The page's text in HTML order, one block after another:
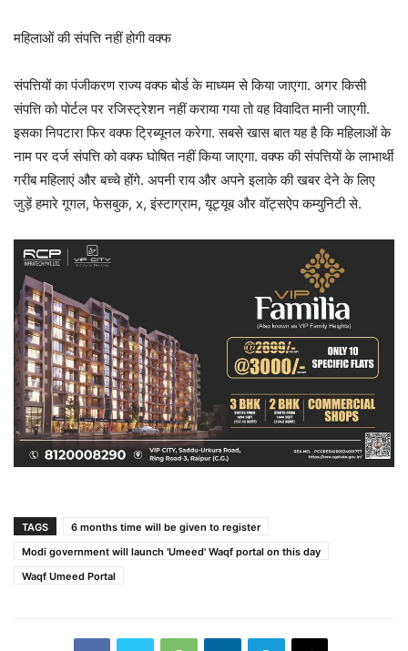
महिलाओं की संपत्ति नहीं होगी वक्फ
संपत्तियों का पंजीकरण राज्य वक्फ बोर्ड के माध्यम से किया जाएगा. अगर किसी
संपत्ति को पोर्टल पर रजिस्ट्रेशन नहीं कराया गया तो वह विवादित मानी जाएगी.
इसका निपटारा फिर वक्फ ट्रिब्यूनल करेगा. सबसे खास बात यह है कि महिलाओं के
नाम पर दर्ज संपत्ति को वक्फ घोषित नहीं किया जाएगा. वक्फ की संपत्तियों के लाभार्थी
गरीब महिलाएं और बच्चे होंगे. अपनी राय और अपने इलाके की खबर देने के लिए
जुड़ें हमारे गूगल, फेसबुक, x, इंस्टाग्राम, यूट्यूब और वॉट्सऐप कम्युनिटी से.
TAGS
6 months time will be given to register
Modi government will launch 'Umeed' Waqf portal on this day
Waqf Umeed Portal